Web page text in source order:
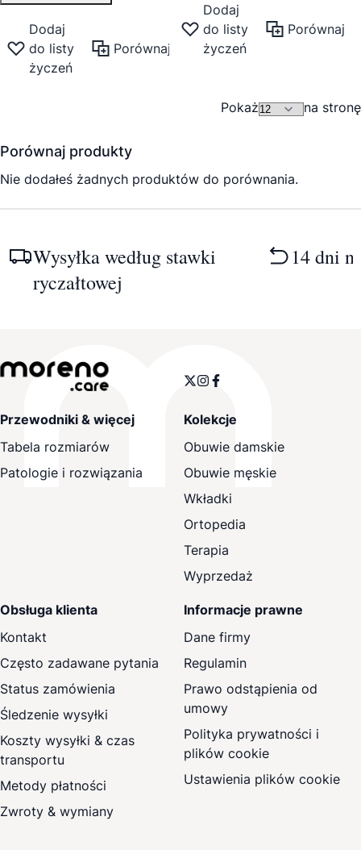
Dodaj
do listy
życzeń
Porównaj
Dodaj
do listy
życzeń
Porównaj
Pokaż na stronę
Porównaj produkty
Nie dodałeś żadnych produktów do porównania.
Wysyłka według stawki
ryczałtowej
14 dni
Przewodniki & więcej
Tabela rozmiarów
Patologie i rozwiązania
Kolekcje
Obuwie damskie
Obuwie męskie
Wkładki
Ortopedia
Terapia
Wyprzedaż
Obsługa klienta
Kontakt
Często zadawane pytania
Status zamówienia
Śledzenie wysyłki
Koszty wysyłki & czas
transportu
Metody płatności
Zwroty & wymiany
Informacje prawne
Dane firmy
Regulamin
Prawo odstąpienia od
umowy
Polityka prywatności i
plików cookie
Ustawienia plików cookie